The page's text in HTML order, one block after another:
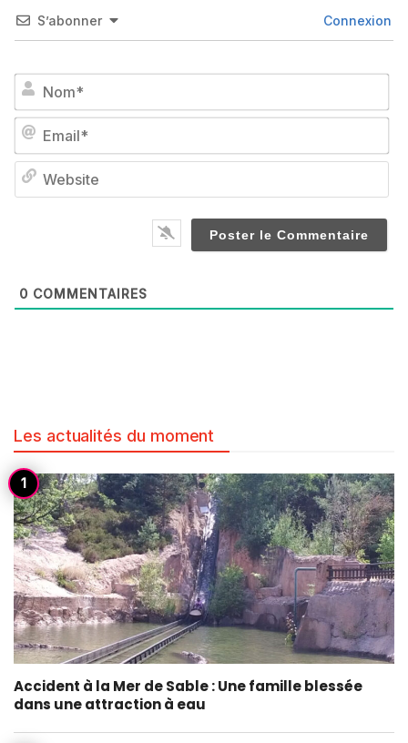
S’abonner Connexion
0 COMMENTAIRES
Les actualités du moment
Accident à la Mer de Sable : Une famille blessée
dans une attraction à eau